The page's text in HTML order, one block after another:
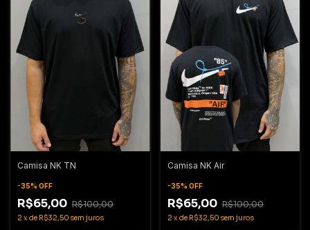
Camisa NK TN
-35% OFF
R$65,00 R$100,00
2 xde R$32,50 sem juros
Camisa NK Air
-35% OFF
R$65,00 R$100,00
2 xde R$32,50 sem juros